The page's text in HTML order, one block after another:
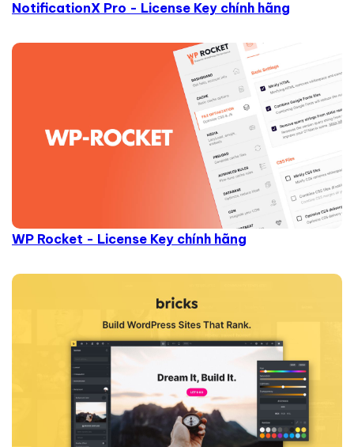
NotificationX Pro - License Key chính hãng
WP Rocket - License Key chính hãng